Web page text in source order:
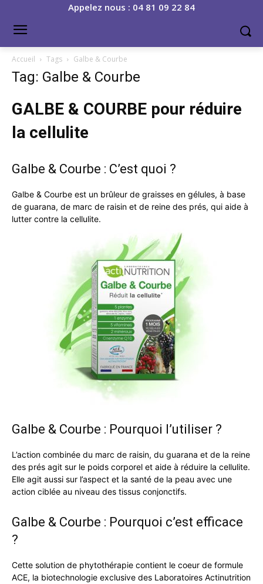
Appelez nous : 04 81 09 22 84
Accueil Tags Galbe & Courbe
Tag: Galbe & Courbe
GALBE & COURBE pour réduire
la cellulite
Galbe & Courbe : C’est quoi ?
Galbe & Courbe est un brûleur de graisses en gélules, à base
de guarana, de marc de raisin et de reine des prés, qui aide à
lutter contre la cellulite.
Galbe & Courbe : Pourquoi l’utiliser ?
L’action combinée du marc de raisin, du guarana et de la reine
des prés agit sur le poids corporel et aide à réduire la cellulite.
Elle agit aussi sur l’aspect et la santé de la peau avec une
action ciblée au niveau des tissus conjonctifs.
Galbe & Courbe : Pourquoi c’est efficace
?
Cette solution de phytothérapie contient le coeur de formule
ACE, la biotechnologie exclusive des Laboratoires Actinutrition